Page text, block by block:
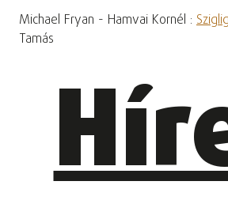
Michael Fryan - Hamvai Kornél :
Tamás